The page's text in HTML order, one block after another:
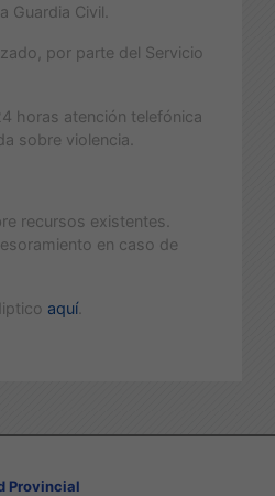
Guardia Civil.
por parte del Servicio
horas atención telefónica
sobre violencia.
recursos existentes.
en caso de
aquí.
Provincial